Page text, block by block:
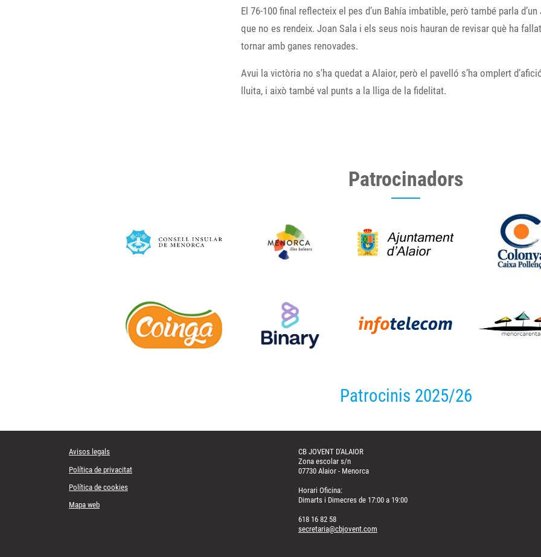
El 76-100 final reflecteix el pes d’un Bahía imbatible, però també parla
que no es rendeix. Joan Sala i els seus nois hauran de revisar què ha
tornar amb ganes renovades.
Avui la victòria no s'ha quedat a Alaior, però el pavelló s’ha omplert
lluita, i això també val punts a la lliga de la fidelitat.
Patrocinadors
Patrocinis 2025/26
Avisos legals
Política de privacitat
Política de cookies
Mapa web
CB JOVENT D'ALAIOR
Zona escolar s/n
07730 Alaior - Menorca
Horari Oficina:
Dimarts i Dimecres de 17:00 a 19:00
618 16 82 58
secretaria@cbjovent.com